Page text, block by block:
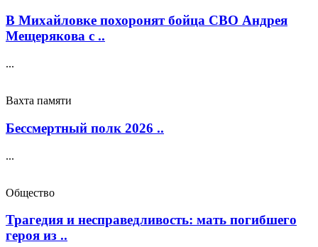
В Михайловке похоронят бойца СВО Андрея
Мещерякова с ..
...
Вахта памяти
Бессмертный полк 2026 ..
...
Общество
Трагедия и несправедливость: мать погибшего
героя из ..